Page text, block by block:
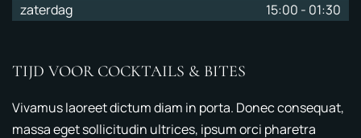
zaterdag
15:00 - 01:30
TIJD VOOR COCKTAILS & BITES
Vivamus laoreet dictum diam in porta. Donec consequat,
massa eget sollicitudin ultrices, ipsum orci pharetra